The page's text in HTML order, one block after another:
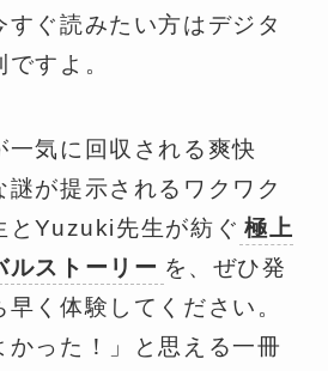
すぐ読みたい方はデジタ
すよ。
一気に回収される爽快
謎が提示されるワクワク
とYuzuki先生が紡ぐ 極上
ルストーリー を、ぜひ発
く体験してください。
かった！」と思える一冊